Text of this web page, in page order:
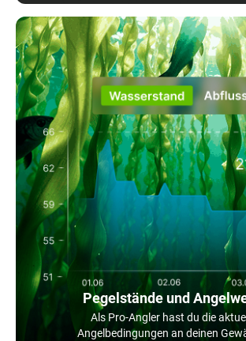
Pegelstände und
Als Pro-Angler hast du die
Angelbedingungen an deinen